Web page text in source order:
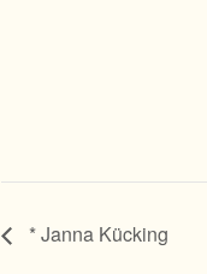
* Janna Kücking